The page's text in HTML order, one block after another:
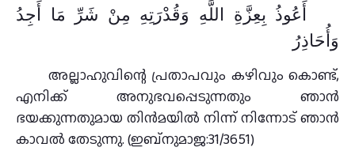
أَعُوذُ بِعِزَّةِ اللَّهِ وَقُدْرَتِهِ مِنْ شَرِّ مَا أَجِدُ
وَأُحَاذِرُ
അല്ലാഹുവിന്റെ പ്രതാപവും കഴിവും കൊണ്ട്,
എനിക്ക് അനുഭവപ്പെടുന്നതും ഞാൻ
ഭയക്കുന്നതുമായ തിൻമയിൽ നിന്ന് നിന്നോട് ഞാൻ
കാവൽ തേടുന്നു. (ഇബ്നുമാജ:31/3651)